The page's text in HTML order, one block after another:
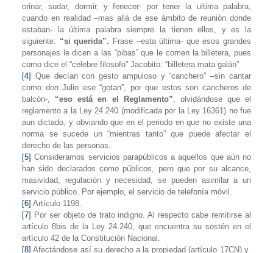
orinar, sudar, dormir, y fenecer- por tener la ultima palabra,
cuando en realidad –mas allá de ese ámbito de reunión donde
estaban- la última palabra siempre la tienen ellos, y es la
siguiente: “si querida”. Frase –esta última- que esos grandes
personajes le dicen a las “pibas” que le comen la billetera, pues
como dice el “celebre filosofo” Jacobito: “billetera mata galán”
[4] Que decían con gesto ampuloso y “canchero” –sin cantar
como don Julio ese “gotan”, por que estos son cancheros de
balcón-, “eso está en el Reglamento”, olvidándose que el
reglamento a la Ley 24.240 (modificada por la Ley16361) no fue
aun dictado, y obviando que en el periodo en que no existe una
norma se sucede un “mientras tanto” que puede afectar el
derecho de las personas.
[5] Consideramos servicios parapúblicos a aquellos que aún no
han sido declarados como públicos, pero que por su alcance,
masividad, regulación y necesidad, se pueden asimilar a un
servicio público. Por ejemplo, el servicio de telefonía móvil.
[6] Artículo 1198.
[7] Por ser objeto de trato indigno. Al respecto cabe remitirse al
artículo 8bis de la Ley 24.240, que encuentra su sostén en el
artículo 42 de la Constitución Nacional.
[8] Afectándose así su derecho a la propiedad (artículo 17CN) y